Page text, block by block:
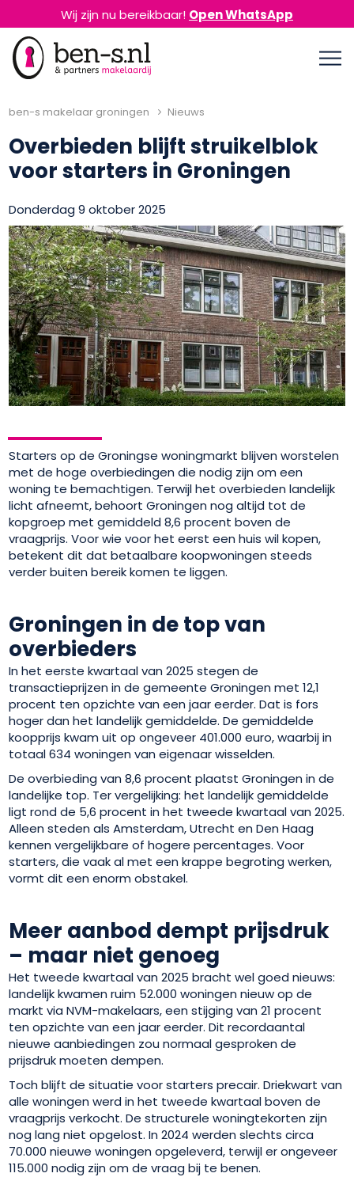
Wij zijn nu bereikbaar! Open WhatsApp
ben-s makelaar groningen Nieuws
Overbieden blijft struikelblok
voor starters in Groningen
Donderdag 9 oktober 2025
Starters op de Groningse woningmarkt blijven worstelen
met de hoge overbiedingen die nodig zijn om een
woning te bemachtigen. Terwijl het overbieden landelijk
licht afneemt, behoort Groningen nog altijd tot de
kopgroep met gemiddeld 8,6 procent boven de
vraagprijs. Voor wie voor het eerst een huis wil kopen,
betekent dit dat betaalbare koopwoningen steeds
verder buiten bereik komen te liggen.
Groningen in de top van
overbieders
In het eerste kwartaal van 2025 stegen de
transactieprijzen in de gemeente Groningen met 12,1
procent ten opzichte van een jaar eerder. Dat is fors
hoger dan het landelijk gemiddelde. De gemiddelde
koopprijs kwam uit op ongeveer 401.000 euro, waarbij in
totaal 634 woningen van eigenaar wisselden.
De overbieding van 8,6 procent plaatst Groningen in de
landelijke top. Ter vergelijking: het landelijk gemiddelde
ligt rond de 5,6 procent in het tweede kwartaal van 2025.
Alleen steden als Amsterdam, Utrecht en Den Haag
kennen vergelijkbare of hogere percentages. Voor
starters, die vaak al met een krappe begroting werken,
vormt dit een enorm obstakel.
Meer aanbod dempt prijsdruk
– maar niet genoeg
Het tweede kwartaal van 2025 bracht wel goed nieuws:
landelijk kwamen ruim 52.000 woningen nieuw op de
markt via NVM-makelaars, een stijging van 21 procent
ten opzichte van een jaar eerder. Dit recordaantal
nieuwe aanbiedingen zou normaal gesproken de
prijsdruk moeten dempen.
Toch blijft de situatie voor starters precair. Driekwart van
alle woningen werd in het tweede kwartaal boven de
vraagprijs verkocht. De structurele woningtekorten zijn
nog lang niet opgelost. In 2024 werden slechts circa
70.000 nieuwe woningen opgeleverd, terwijl er ongeveer
115.000 nodig zijn om de vraag bij te benen.